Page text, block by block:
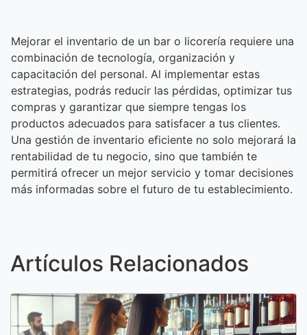
Mejorar el inventario de un bar o licorería requiere una
combinación de tecnología, organización y
capacitación del personal. Al implementar estas
estrategias, podrás reducir las pérdidas, optimizar tus
compras y garantizar que siempre tengas los
productos adecuados para satisfacer a tus clientes.
Una gestión de inventario eficiente no solo mejorará la
rentabilidad de tu negocio, sino que también te
permitirá ofrecer un mejor servicio y tomar decisiones
más informadas sobre el futuro de tu establecimiento.
Artículos Relacionados